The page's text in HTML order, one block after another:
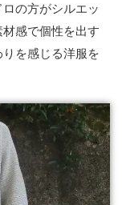
の方がシルエッ
感で個性を出す
を感じる洋服を